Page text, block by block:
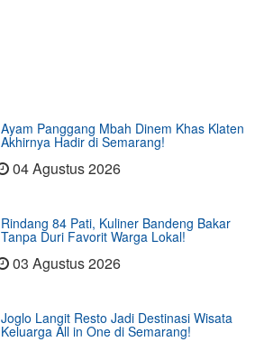
Ayam Panggang Mbah Dinem Khas Klaten
Akhirnya Hadir di Semarang!
04 Agustus 2026
Rindang 84 Pati, Kuliner Bandeng Bakar
Tanpa Duri Favorit Warga Lokal!
03 Agustus 2026
Joglo Langit Resto Jadi Destinasi Wisata
Keluarga All in One di Semarang!